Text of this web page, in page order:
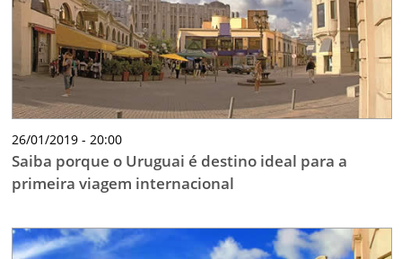
26/01/2019 - 20:00
Saiba porque o Uruguai é destino ideal para a
primeira viagem internacional